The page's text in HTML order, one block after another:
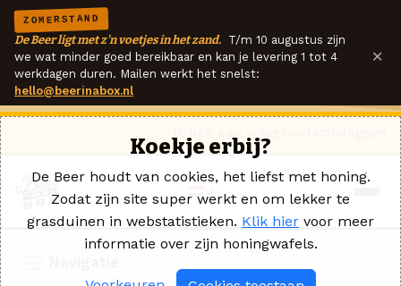
ZOMERSTAND
De Beer ligt met z'n voetjes in het zand. T/m 10 augustus zijn
we wat minder goed bereikbaar en kan je levering 1 tot 4
werkdagen duren. Mailen werkt het snelst:
hello@beerinabox.nl
×
Koekje erbij?
De Beer houdt van cookies, het liefst met honing.
Zodat zijn site super werkt en om lekker te
grasduinen in webstatistieken. Klik hier voor meer
informatie over zijn honingwafels.